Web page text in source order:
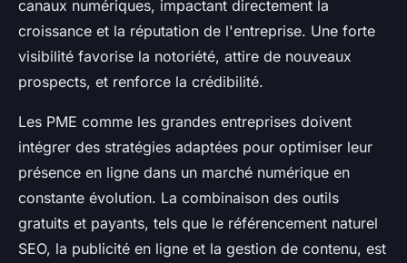
canaux numériques, impactant directement la
croissance et la réputation de l'entreprise. Une forte
visibilité favorise la notoriété, attire de nouveaux
prospects, et renforce la crédibilité.
Les PME comme les grandes entreprises doivent
intégrer des stratégies adaptées pour optimiser leur
présence en ligne dans un marché numérique en
constante évolution. La combinaison des outils
gratuits et payants, tels que le référencement naturel
SEO, la publicité en ligne et la gestion de contenu, est